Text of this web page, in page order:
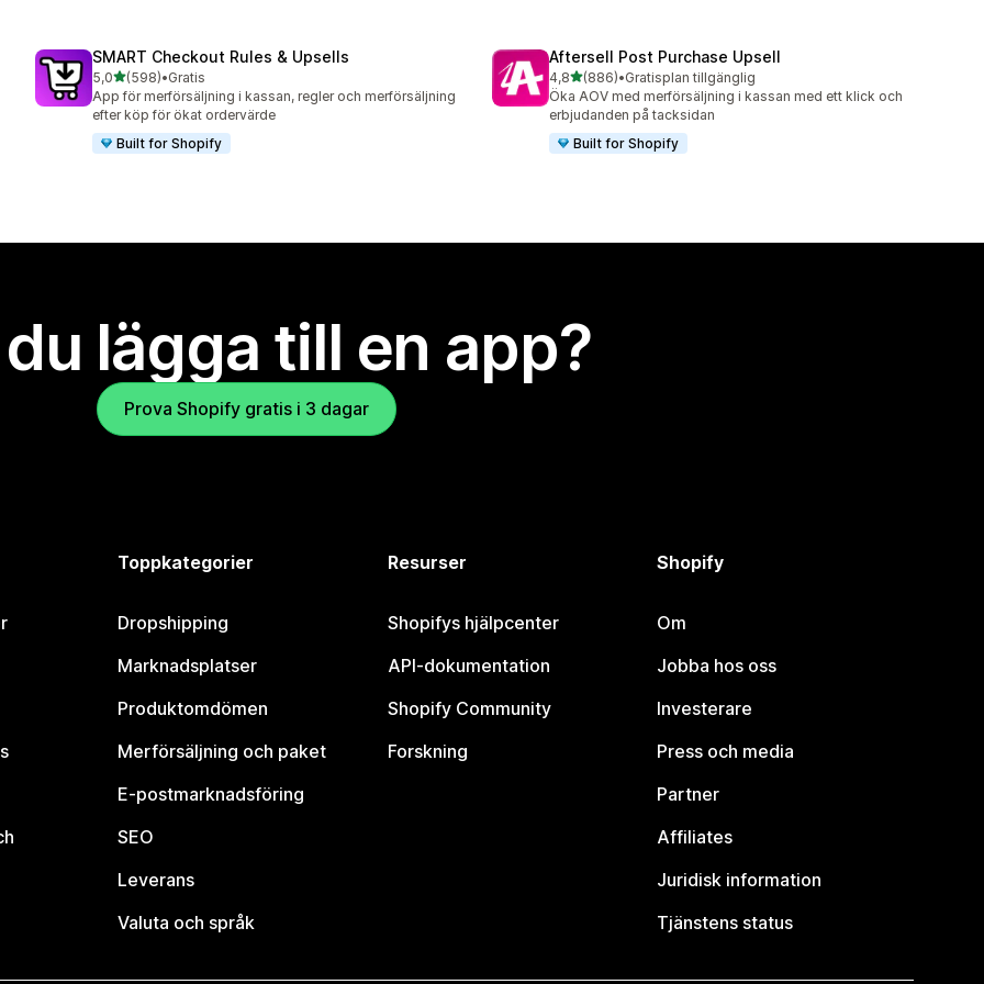
SMART Checkout Rules & Upsells
5,0av 5 stjärnor
(598)
598 recensioner totalt
•Gratis
App för merförsäljning i kassan, regler och merförsäljning
efter köp för ökat ordervärde
Built for Shopify
Aftersell Post Purchase Upsell
4,8av 5 stjärnor
(886)
886 recensioner totalt
•Gratisplan tillgänglig
Öka AOV med merförsäljning i kassan med ett klick och
erbjudanden på tacksidan
Built for Shopify
lägga till en app?
Prova Shopify gratis i 3 dagar
Toppkategorier
Dropshipping
Marknadsplatser
Produktomdömen
Merförsäljning och paket
E-postmarknadsföring
SEO
Leverans
Valuta och språk
Resurser
Shopifys hjälpcenter
API-dokumentation
Shopify Community
Forskning
Shopify
Om
Jobba hos oss
Investerare
Press och media
Partner
Affiliates
Juridisk information
Tjänstens status